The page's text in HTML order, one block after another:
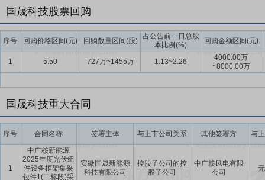
要点13：与特定对象签署附条件生效的股份认购协议
特定对象签署附条件生效的股份认购协议暨关联交易的议案》,公司与
购方式:乙方拟以现金认购甲方本次非公开发行的股票,拟认购款总金
司第四届董事会第三十次会议决议公告日,发行股票的价格为2.43元/
股份数量不超过192,857,142股,不超过发行前公司总股本的30%。在
国晟科技股票回购
序号 回购价格区间(元) 回购数量区间(股)
占公告前一日总股
本比例(%)
回购金额区间(元)
1 5.50 727万~1455万 1.13~2.26
4000.00万
~8000.00万
国晟科技重大合同
序号 合同名称 签署主体 与上市公司关系 其他签署方 与
1
中广核新能源
2025年度光伏组
件设备框架集采
包件1(二标段)采
安徽国晟新能源
科技有限公司
控股子公司的控
股子公司
中广核风电有限
公司